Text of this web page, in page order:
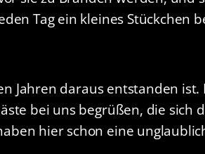
Tag ein kleines Stückchen
Jahren daraus entstanden
bei uns begrüßen, die sich
hier schon eine